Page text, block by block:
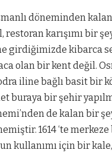
döneminden
restoran karışımı bir
girdiğimizde kibarca
olan bir kent değil.
iline bağlı basit bir
buraya bir şehir
de kalan bir
1614 ‘te
kullanımı için bir